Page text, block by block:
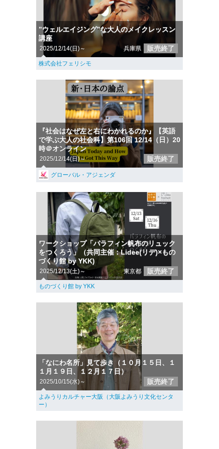
”ウェルエイジング”な大人のメイクレッスン
講座
2025/12/14(日)～ 兵庫県 販売終了
株式会社フェリシモ
『社会はなぜ左と右にわかれるのか』【英語
で学ぶ大人の社会科】第106回 12/14（日）20
時＠オンライン
2025/12/14(日)～ 販売終了
グローバル・アジェンダ
ワークショップ「パラフィン帆布のリュック
をつくろう」（共同主催：Lidee(リデ)×もの
づくり館 by YKK)
2025/12/13(土)～ 東京都 販売終了
ものづくり館 by YKK
「なにわ名所」見て歩き（１０月１５日、１
１月１９日、１２月１７日）
2025/10/15(水)～ 販売終了
よみうりカルチャー大阪（大阪よみうり文化センタ
ー）